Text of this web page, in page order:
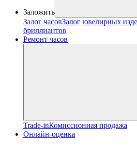
Заложить
Залог часовЗалог ювелирных
бриллиантов
Ремонт часов
Trade-inКомиссионная продажа
Онлайн-оценка